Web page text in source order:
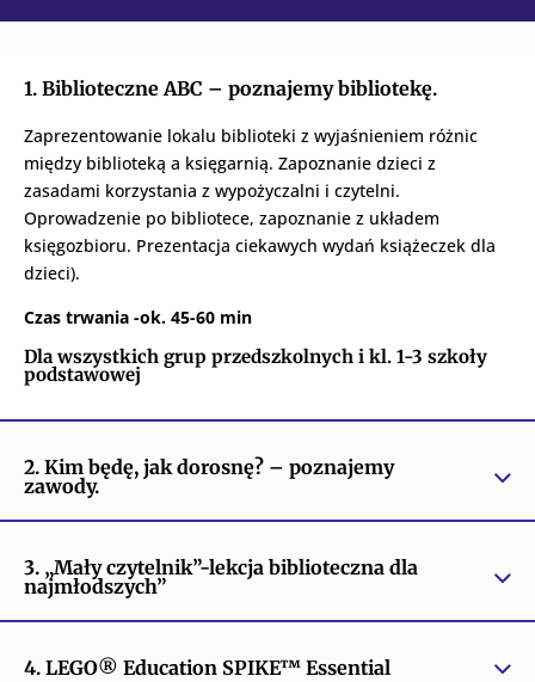
1. Biblioteczne ABC – poznajemy bibliotekę.
Zaprezentowanie lokalu biblioteki z wyjaśnieniem różnic
między biblioteką a księgarnią. Zapoznanie dzieci z
zasadami korzystania z wypożyczalni i czytelni.
Oprowadzenie po bibliotece, zapoznanie z układem
księgozbioru. Prezentacja ciekawych wydań książeczek dla
dzieci).
Czas trwania -ok. 45-60 min
Dla wszystkich grup przedszkolnych i kl. 1-3 szkoły
podstawowej
2. Kim będę, jak dorosnę? – poznajemy
zawody.
3. „Mały czytelnik”-lekcja biblioteczna dla
najmłodszych”
4. LEGO® Education SPIKE™ Essential